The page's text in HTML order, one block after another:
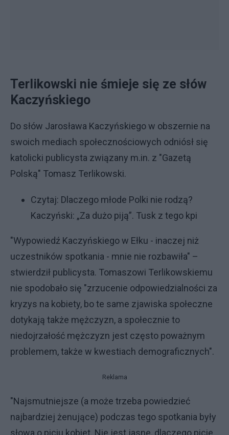
Terlikowski nie śmieje się ze słów
Kaczyńskiego
Do słów Jarosława Kaczyńskiego w obszernie na
swoich mediach społecznościowych odniósł się
katolicki publicysta związany m.in. z "Gazetą
Polską" Tomasz Terlikowski.
Czytaj: Dlaczego młode Polki nie rodzą?
Kaczyński: „Za dużo piją”. Tusk z tego kpi
"Wypowiedź Kaczyńskiego w Ełku - inaczej niż
uczestników spotkania - mnie nie rozbawiła" –
stwierdził publicysta. Tomaszowi Terlikowskiemu
nie spodobało się "zrzucenie odpowiedzialności za
kryzys na kobiety, bo te same zjawiska społeczne
dotykają także mężczyzn, a społecznie to
niedojrzałość mężczyzn jest często poważnym
problemem, także w kwestiach demograficznych".
Reklama
"Najsmutniejsze (a może trzeba powiedzieć
najbardziej żenujące) podczas tego spotkania były
słowa o piciu kobiet. Nie jest jasne, dlaczego picie